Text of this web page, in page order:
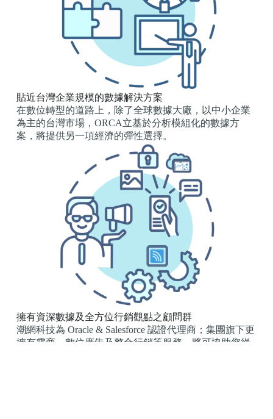
貼近台灣企業規模的數據解決方案
在數位轉型的道路上，除了全球數據大廠，以中小企業
為主的台灣市場，ORCA立基於分析模組化的數據方
案，將提供另一項經濟的彈性選擇。
擁有資深數據及全方位行銷觀點之顧問群
潮網科技為 Oracle & Salesforce 認證代理商；集團旗下更
擁有電商、數位廣告及整合行銷等服務，將可協助您從